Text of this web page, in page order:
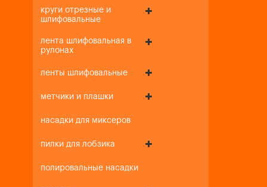
круги отрезные и
шлифовальные
лента шлифовальная в
рулонах
ленты шлифовальные
метчики и плашки
насадки для миксеров
пилки для лобзика
полировальные насадки